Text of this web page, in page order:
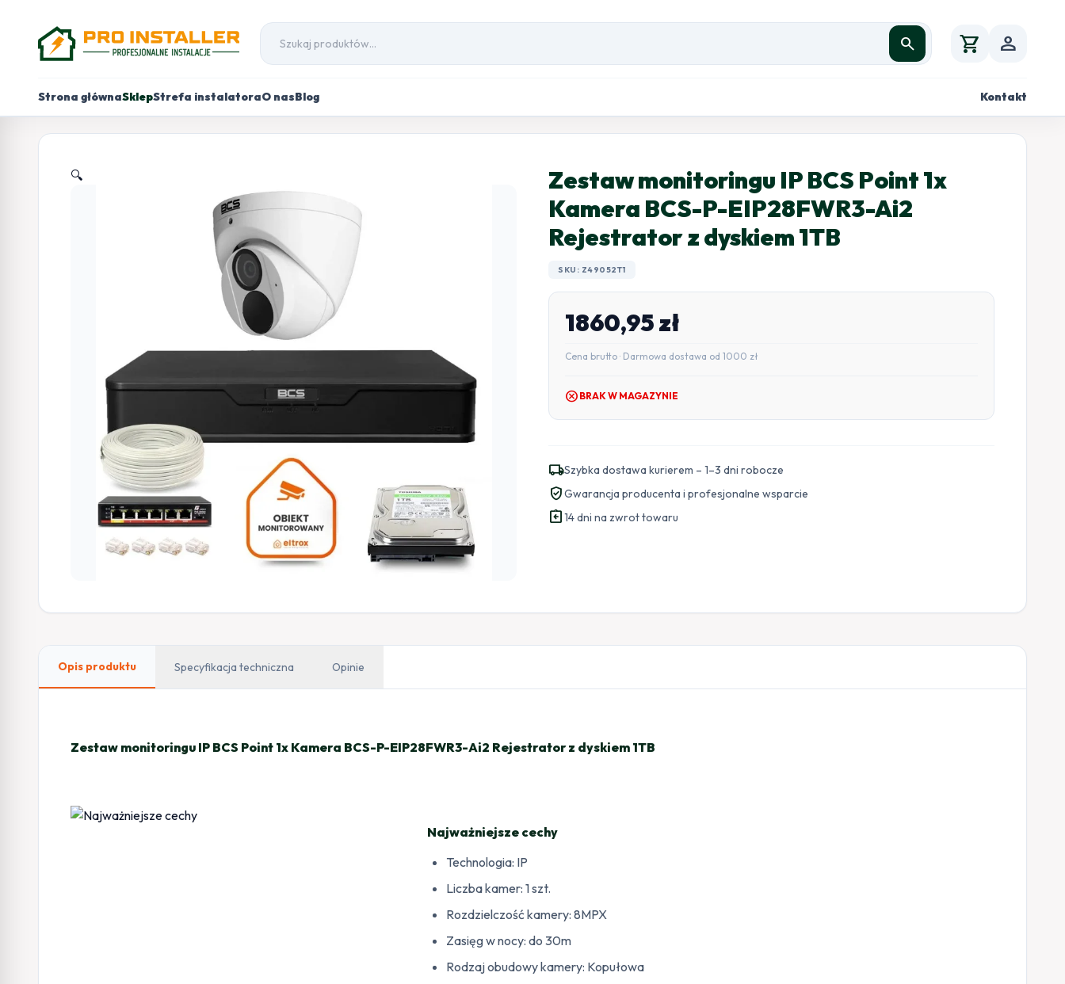
search shopping_cart person
Strona głównaSklepStrefa instalatoraO nasBlog Kontakt
🔍
Zestaw monitoringu IP BCS Point 1x
Kamera BCS-P-EIP28FWR3-Ai2
Rejestrator z dyskiem 1TB
SKU: Z49052T1
1860,95zł
Cena brutto · Darmowa dostawa od 1000 zł
cancel BRAK W MAGAZYNIE
local_shippingSzybka dostawa kurierem – 1–3 dni robocze
verified_userGwarancja producenta i profesjonalne wsparcie
assignment_return14 dni na zwrot towaru
Opis produktu Specyfikacja techniczna Opinie
Zestaw monitoringu IP BCS Point 1x Kamera BCS-P-EIP28FWR3-Ai2 Rejestrator z dyskiem 1TB
Najważniejsze cechy
Technologia: IP
Liczba kamer: 1 szt.
Rozdzielczość kamery: 8MPX
Zasięg w nocy: do 30m
Rodzaj obudowy kamery: Kopułowa